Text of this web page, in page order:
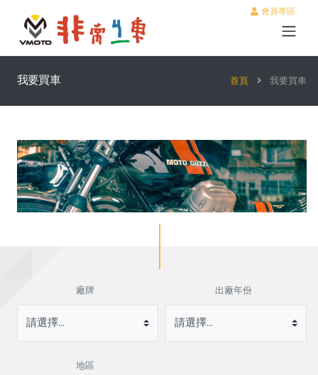
會員專區
我要買車 首頁 我要買車
廠牌 出廠年份
地區